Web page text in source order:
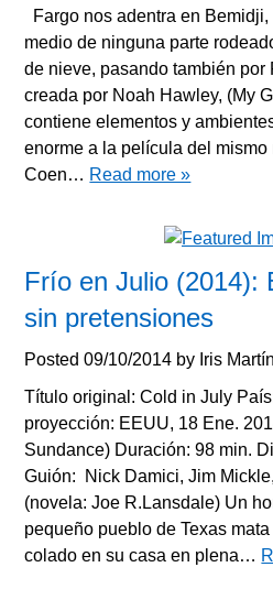
Fargo nos adentra en
medio de ninguna parte
de nieve, pasando también por
creada por Noah Hawley, (My
contiene elementos y
enorme a la película del
Coen… Read more »
Frío en Julio (2014):
sin pretensiones
Posted09/10/2014 by Iris
Título original: Cold in July
proyección: EEUU, 18 Ene.
Sundance) Duración: 98 min.
Guión: Nick Damici, Jim
(novela: Joe R.Lansdale) Un
pequeño pueblo de Texas
colado en su casa en plena…